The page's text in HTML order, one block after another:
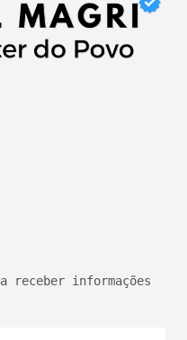
receber informações